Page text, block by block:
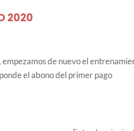
2020
de nuevo el
el abono del primer pago